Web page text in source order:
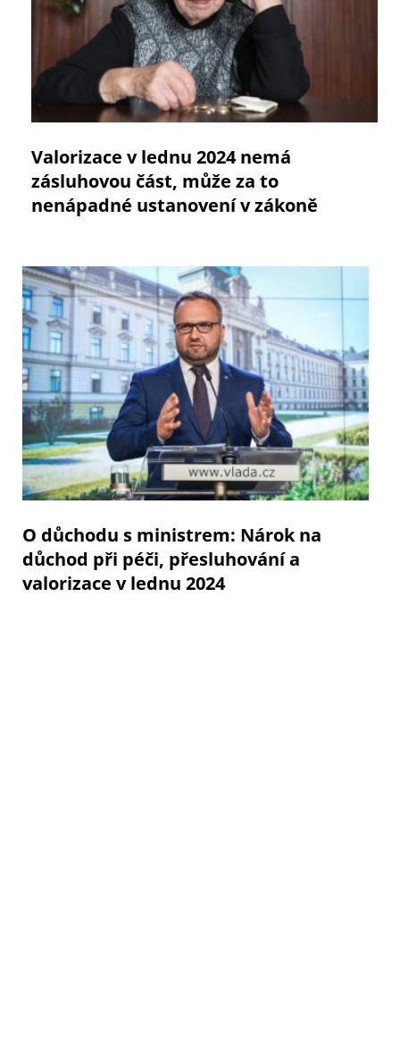
Valorizace v lednu 2024 nemá
zásluhovou část, může za to
nenápadné ustanovení v zákoně
O důchodu s ministrem: Nárok na
důchod při péči, přesluhování a
valorizace v lednu 2024